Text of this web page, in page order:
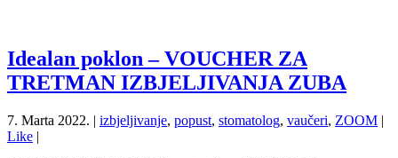
Idealan poklon – VOUCHER ZA
TRETMAN IZBJELJIVANJA ZUBA
7. Marta 2022. | izbjeljivanje, popust, stomatolog, vaučeri, ZOOM |
Like |